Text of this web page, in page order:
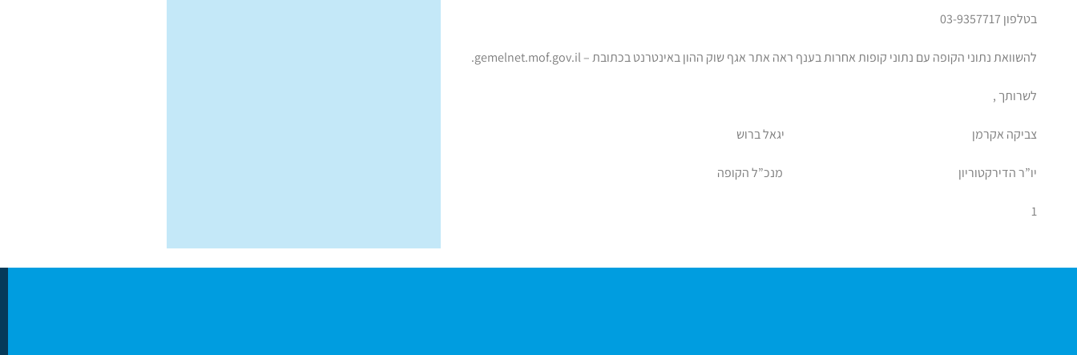
בטלפון 03-9357717
להשוואת נתוני הקופה עם נתוני קופות אחרות בענף ראה אתר אגף שוק ההון באינטרנט בכתובת – gemelnet.mof.gov.il.
לשרותך ,
צביקה אקרמן יגאל ברוש
יו”ר הדירקטוריון מנכ”ל הקופה
1